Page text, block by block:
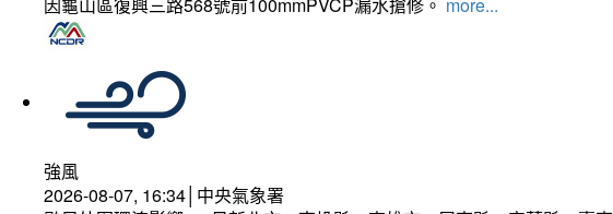
強風
2026-08-07, 16:34│中央氣象署